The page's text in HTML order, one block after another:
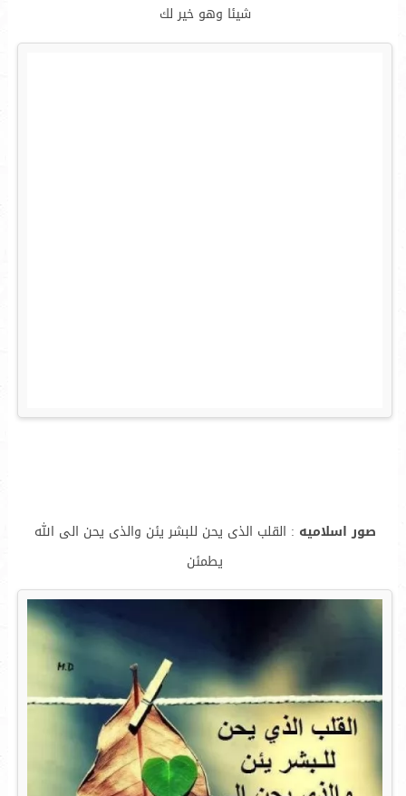
شيئا وهو خير لك
صور اسلاميه : القلب الذى يحن للبشر يئن والذى يحن الى الله
يطمئن